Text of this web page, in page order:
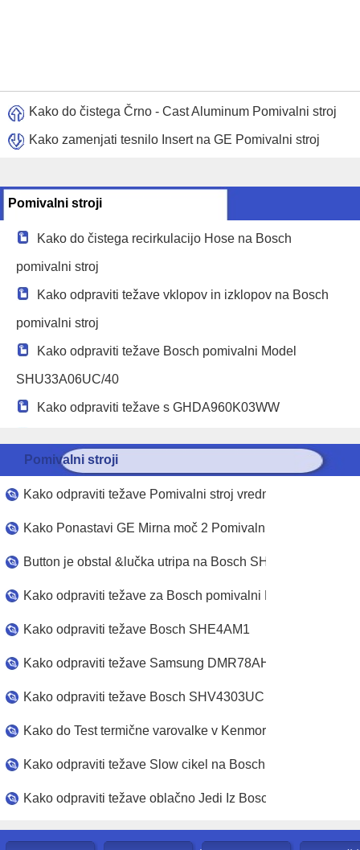
Kako do čistega Črno - Cast Aluminum Pomivalni stroj
Kako zamenjati tesnilo Insert na GE Pomivalni stroj
Pomivalni stroji
Kako do čistega recirkulacijo Hose na Bosch
pomivalni stroj
Kako odpraviti težave vklopov in izklopov na Bosch
pomivalni stroj
Kako odpraviti težave Bosch pomivalni Model
SHU33A06UC/40
Kako odpraviti težave s GHDA960K03WW
stroj
Kako Zamenjaj Trim plošča na Bosch pomivalni stroj
Kako Force Cancel &Beg Bosch Pomivalni stroj
Pomivalni stroji
Kako odpraviti težave Pomivalni stroj vrednosti ostankov
Kako Ponastavi GE Mirna moč 2 Pomivalni stroj
Button je obstal &lučka utripa na Bosch SHE44C02UC
Kako odpraviti težave za Bosch pomivalni Model
Kako odpraviti težave Bosch SHE4AM1
Kako odpraviti težave Samsung DMR78AHS Pomivalni
Kako odpraviti težave Bosch SHV4303UC
Kako do Test termične varovalke v Kenmore Pomivalni
Kako odpraviti težave Slow cikel na Bosch pomivalni stroj
Kako odpraviti težave oblačno Jedi Iz Bosch pomivalni stroj